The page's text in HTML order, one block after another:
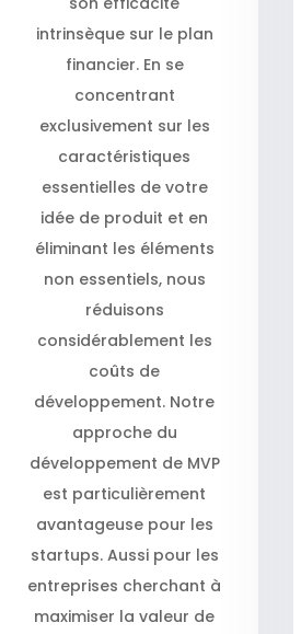
intrinsèque sur le plan
financier. En se
concentrant
exclusivement sur les
caractéristiques
essentielles de votre
idée de produit et en
éliminant les éléments
non essentiels, nous
réduisons
considérablement les
coûts de
développement. Notre
approche du
développement de MVP
est particulièrement
avantageuse pour les
startups. Aussi pour les
entreprises cherchant à
maximiser la valeur de